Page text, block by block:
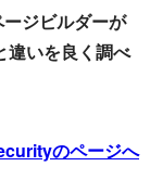
ジビルダーが
違いを良く調べ
のページへ